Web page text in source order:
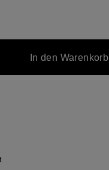
verfügbar.)
In den Warenkorb